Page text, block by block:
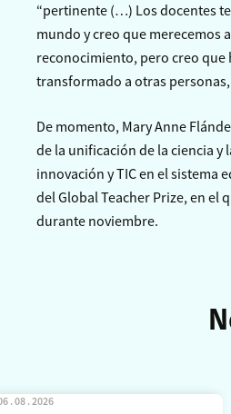
“pertinente (…) Los docentes
mundo y creo que merecemos
reconocimiento, pero creo que
transformado a otras
De momento, Mary Anne
de la unificación de la ciencia
innovación y TIC en el sistema
del Global Teacher Prize, en el
durante noviembre.
. 08 . 2026